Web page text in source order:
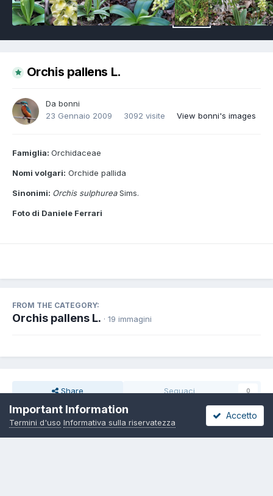
Orchis pallens L.
Da bonni
23 Gennaio 2009
3092 visite View bonni's images
Famiglia: Orchidaceae
Nomi volgari: Orchide pallida
Sinonimi: Orchis sulphureaSims.
Foto di Daniele Ferrari
FROM THE CATEGORY:
Orchis pallens L. · 19 immagini
Share Seguaci 0
Important Information
Termini d'uso Informativa sulla riservatezza
Accetto